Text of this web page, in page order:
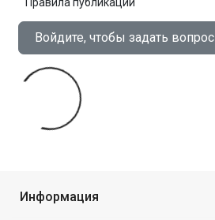
Войдите, чтобы задать вопрос
Информация